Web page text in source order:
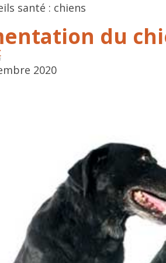
santé : chiens
du
2020